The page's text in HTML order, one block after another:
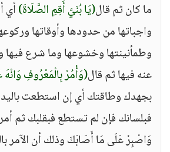
ما كان ثم قال(يَا بُنَيَّ أَقِمِ الصَّلَاةَ)أي
واجباتها من حدودها وأوقاتها
وطمأنينتها وخشوعها وما شرع
عنه فيها ثم قال(وَأْمُرْ بِالْمَعْرُوفِ وَانْهَ
بجهدك وطاقتك أي إن استطعت باليد
فبلسانك فإن لم تستطع فبقلبك ثم
وَاصْبِرْ عَلَى مَا أَصَابَكَ وذلك أن الآمر